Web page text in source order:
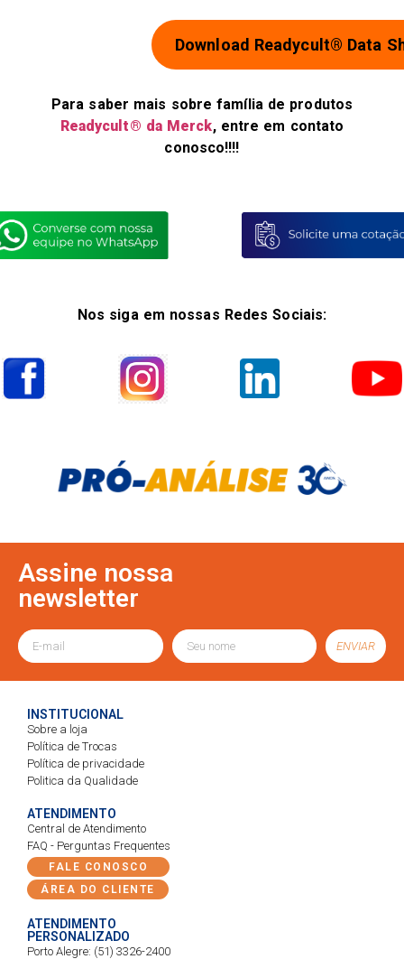
Download Readycult® Data
Para saber mais sobre família de produtos
Readycult® da Merck, entre em contato
conosco!!!!
Nos siga em nossas Redes Sociais:
Assine nossa
newsletter
ENVIAR
INSTITUCIONAL
Sobre a loja
Política de Trocas
Política de privacidade
Politica da Qualidade
ATENDIMENTO
Central de Atendimento
FAQ - Perguntas Frequentes
FALE CONOSCO
ÁREA DO CLIENTE
ATENDIMENTO
PERSONALIZADO
Porto Alegre: (51) 3326-2400